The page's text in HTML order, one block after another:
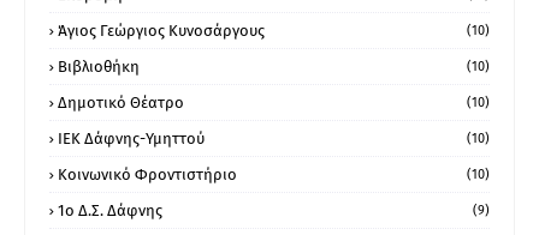
Άγιος Γεώργιος Κυνοσάργους (10)
Βιβλιοθήκη (10)
Δημοτικό Θέατρο (10)
ΙΕΚ Δάφνης-Υμηττού (10)
Κοινωνικό Φροντιστήριο (10)
1ο Δ.Σ. Δάφνης (9)